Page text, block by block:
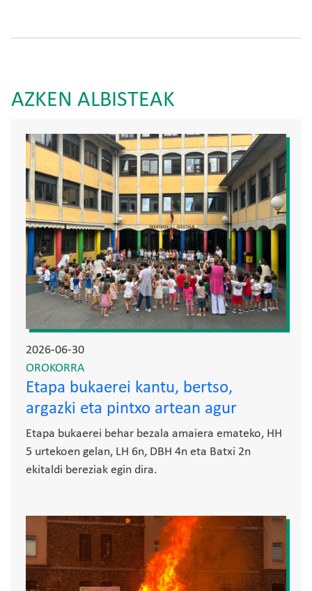
AZKEN ALBISTEAK
Irudia
2026-06-30
OROKORRA
Etapa bukaerei kantu, bertso,
argazki eta pintxo artean agur
Etapa bukaerei behar bezala amaiera emateko, HH
5 urtekoen gelan, LH 6n, DBH 4n eta Batxi 2n
ekitaldi bereziak egin dira.
Irudia